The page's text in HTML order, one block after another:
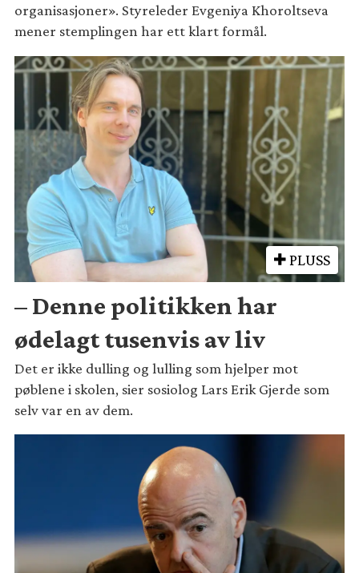
organisasjoner». Styreleder Evgeniya Khoroltseva
mener stemplingen har ett klart formål.
PLUSS
– Denne politikken har
ødelagt tusenvis av liv
Det er ikke dulling og lulling som hjelper mot
pøblene i skolen, sier sosiolog Lars Erik Gjerde som
selv var en av dem.